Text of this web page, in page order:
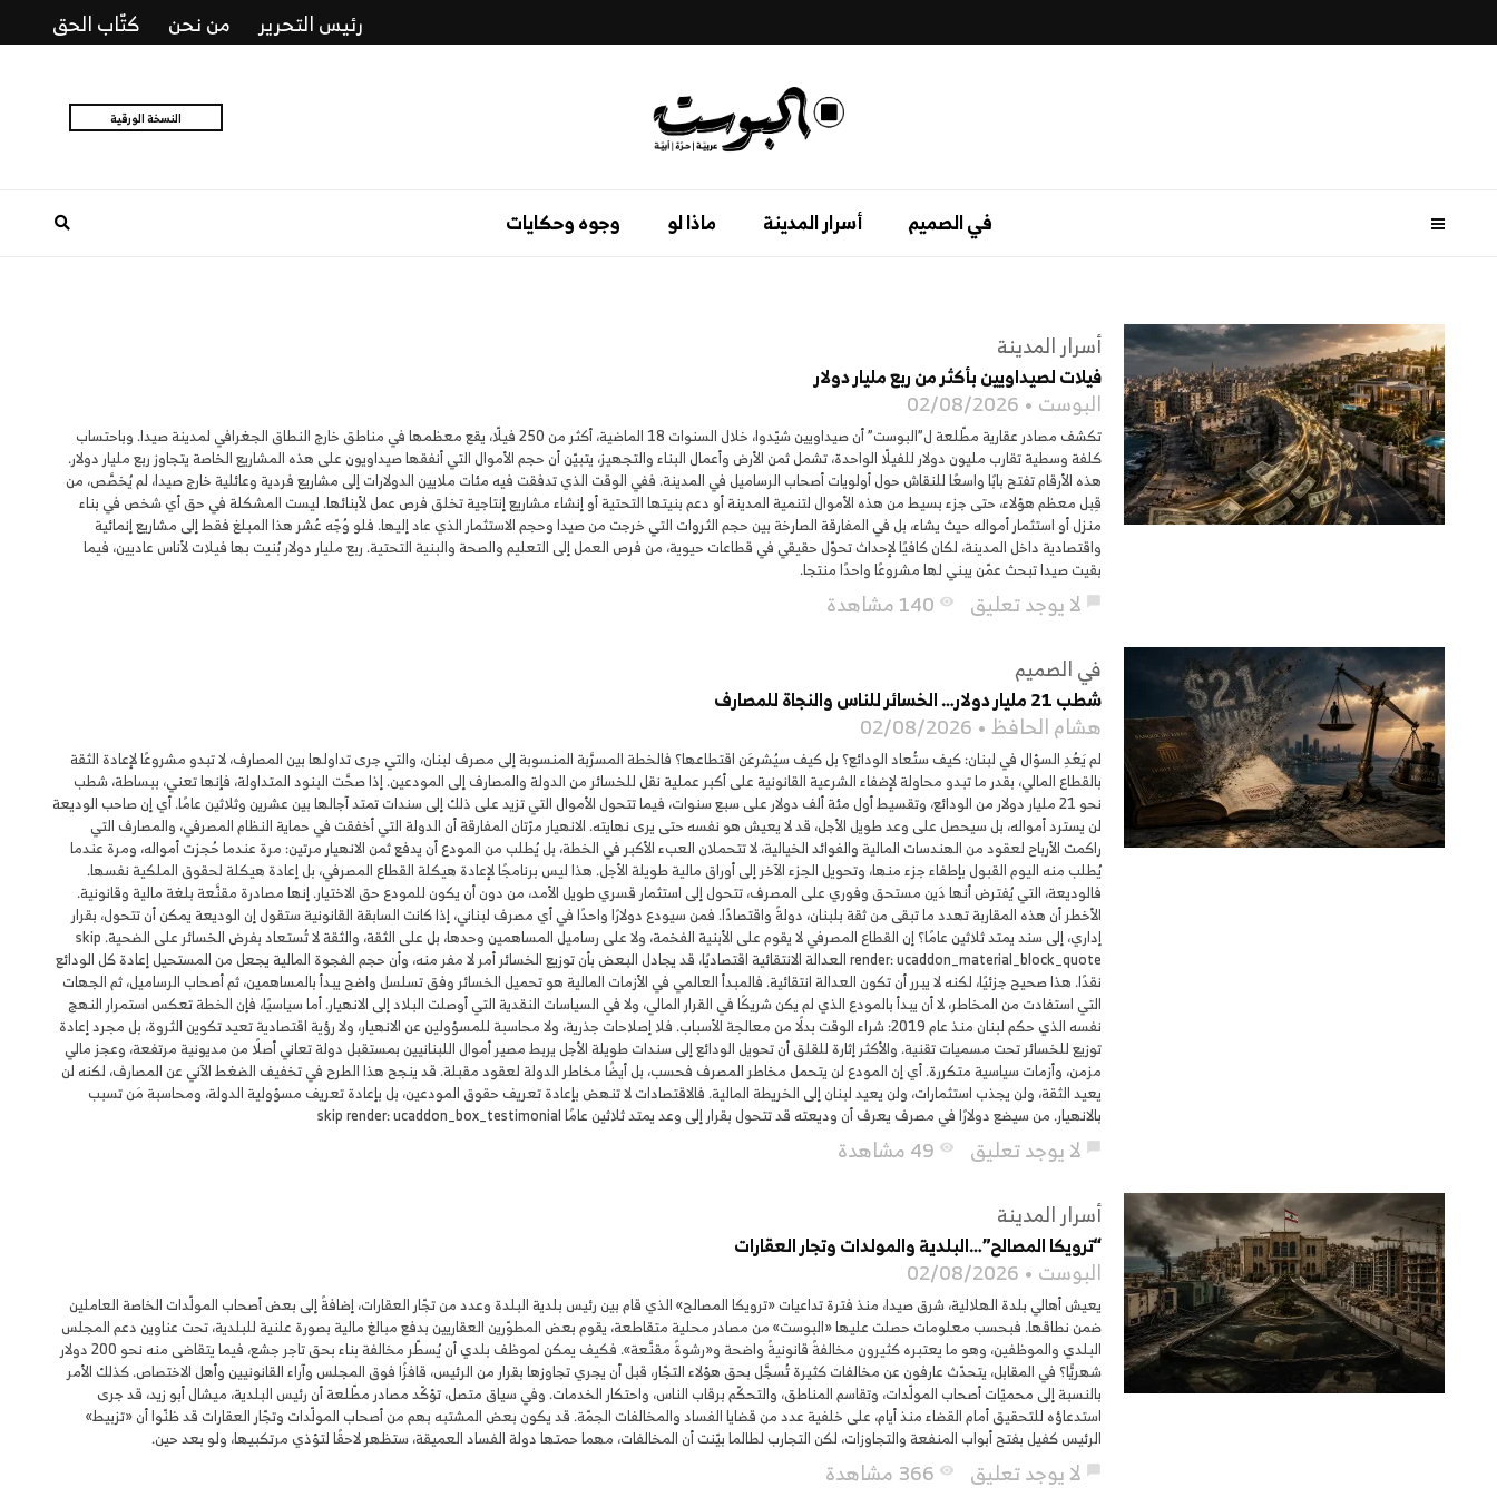
في الصميم أسرار المدينة ماذا لو وجوه وحكايات
النسخة الورقية
رئيس التحرير من نحن كتّاب الحق
أسرار المدينة
فيلات لصيداويين بأكثر من ربع مليار دولار
البوست 02/08/2026
تكشف مصادر عقارية مطّلعة ل”البوست” أن صيداويين شيّدوا، خلال السنوات 18 الماضية، أكثر من 250 فيلّا، يقع معظمها في مناطق خارج النطاق الجغرافي لمدينة صيدا. وباحتساب
كلفة وسطية تقارب مليون دولار للفيلّا الواحدة، تشمل ثمن الأرض وأعمال البناء والتجهيز، يتبيّن أن حجم الأموال التي أنفقها صيداويون على هذه المشاريع الخاصة يتجاوز ربع مليار دولار.
هذه الأرقام تفتح بابًا واسعًا للنقاش حول أولويات أصحاب الرساميل في المدينة. ففي الوقت الذي تدفقت فيه مئات ملايين الدولارات إلى مشاريع فردية وعائلية خارج صيدا، لم يُخصَّص، من
قِبل معظم هؤلاء، حتى جزء بسيط من هذه الأموال لتنمية المدينة أو دعم بنيتها التحتية أو إنشاء مشاريع إنتاجية تخلق فرص عمل لأبنائها. ليست المشكلة في حق أي شخص في بناء
منزل أو استثمار أمواله حيث يشاء، بل في المفارقة الصارخة بين حجم الثروات التي خرجت من صيدا وحجم الاستثمار الذي عاد إليها. فلو وُجّه عُشر هذا المبلغ فقط إلى مشاريع إنمائية
واقتصادية داخل المدينة، لكان كافيًا لإحداث تحوّل حقيقي في قطاعات حيوية، من فرص العمل إلى التعليم والصحة والبنية التحتية. ربع مليار دولار بُنيت بها فيلات لأناس عاديين، فيما
بقيت صيدا تبحث عمّن يبني لها مشروعًا واحدًا منتجا.
chat_bubble لا يوجد تعليق visibility 140 مشاهدة
في الصميم
شطب 21 مليار دولار… الخسائر للناس والنجاة للمصارف
هشام الحافظ 02/08/2026
لم يَعُدِ السؤال في لبنان: كيف ستُعاد الودائع؟ بل كيف سيُشرعَن اقتطاعها؟ فالخطة المسرَّبة المنسوبة إلى مصرف لبنان، والتي جرى تداولها بين المصارف، لا تبدو مشروعًا لإعادة الثقة
بالقطاع المالي، بقدر ما تبدو محاولة لإضفاء الشرعية القانونية على أكبر عملية نقل للخسائر من الدولة والمصارف إلى المودعين. إذا صحَّت البنود المتداولة، فإنها تعني، ببساطة، شطب
نحو 21 مليار دولار من الودائع، وتقسيط أول مئة ألف دولار على سبع سنوات، فيما تتحول الأموال التي تزيد على ذلك إلى سندات تمتد آجالها بين عشرين وثلاثين عامًا. أي إن صاحب الوديعة
لن يسترد أمواله، بل سيحصل على وعد طويل الأجل، قد لا يعيش هو نفسه حتى يرى نهايته. الانهيار مرّتان المفارقة أن الدولة التي أخفقت في حماية النظام المصرفي، والمصارف التي
راكمت الأرباح لعقود من الهندسات المالية والفوائد الخيالية، لا تتحملان العبء الأكبر في الخطة، بل يُطلب من المودع أن يدفع ثمن الانهيار مرتين: مرة عندما حُجزت أمواله، ومرة عندما
يُطلب منه اليوم القبول بإطفاء جزء منها، وتحويل الجزء الآخر إلى أوراق مالية طويلة الأجل. هذا ليس برنامجًا لإعادة هيكلة القطاع المصرفي، بل إعادة هيكلة لحقوق الملكية نفسها.
فالوديعة، التي يُفترض أنها دَين مستحق وفوري على المصرف، تتحول إلى استثمار قسري طويل الأمد، من دون أن يكون للمودع حق الاختيار. إنها مصادرة مقنَّعة بلغة مالية وقانونية.
الأخطر أن هذه المقاربة تهدد ما تبقى من ثقة بلبنان، دولةً واقتصادًا. فمن سيودع دولارًا واحدًا في أي مصرف لبناني، إذا كانت السابقة القانونية ستقول إن الوديعة يمكن أن تتحول، بقرار
إداري، إلى سند يمتد ثلاثين عامًا؟ إن القطاع المصرفي لا يقوم على الأبنية الفخمة، ولا على رساميل المساهمين وحدها، بل على الثقة، والثقة لا تُستعاد بفرض الخسائر على الضحية. skip
render: ucaddon_material_block_quote العدالة الانتقائية اقتصاديًا، قد يجادل البعض بأن توزيع الخسائر أمر لا مفر منه، وأن حجم الفجوة المالية يجعل من المستحيل إعادة كل الودائع
نقدًا. هذا صحيح جزئيًا، لكنه لا يبرر أن تكون العدالة انتقائية. فالمبدأ العالمي في الأزمات المالية هو تحميل الخسائر وفق تسلسل واضح يبدأ بالمساهمين، ثم أصحاب الرساميل، ثم الجهات
التي استفادت من المخاطر، لا أن يبدأ بالمودع الذي لم يكن شريكًا في القرار المالي، ولا في السياسات النقدية التي أوصلت البلاد إلى الانهيار. أما سياسيًا، فإن الخطة تعكس استمرار النهج
نفسه الذي حكم لبنان منذ عام 2019: شراء الوقت بدلًا من معالجة الأسباب. فلا إصلاحات جذرية، ولا محاسبة للمسؤولين عن الانهيار، ولا رؤية اقتصادية تعيد تكوين الثروة، بل مجرد إعادة
توزيع للخسائر تحت مسميات تقنية. والأكثر إثارة للقلق أن تحويل الودائع إلى سندات طويلة الأجل يربط مصير أموال اللبنانيين بمستقبل دولة تعاني أصلًا من مديونية مرتفعة، وعجز مالي
مزمن، وأزمات سياسية متكررة. أي إن المودع لن يتحمل مخاطر المصرف فحسب، بل أيضًا مخاطر الدولة لعقود مقبلة. قد ينجح هذا الطرح في تخفيف الضغط الآني عن المصارف، لكنه لن
يعيد الثقة، ولن يجذب استثمارات، ولن يعيد لبنان إلى الخريطة المالية. فالاقتصادات لا تنهض بإعادة تعريف حقوق المودعين، بل بإعادة تعريف مسؤولية الدولة، ومحاسبة مَن تسبب
بالانهيار. من سيضع دولارًا في مصرف يعرف أن وديعته قد تتحول بقرار إلى وعد يمتد ثلاثين عامًا skip render: ucaddon_box_testimonial
chat_bubble لا يوجد تعليق visibility 49 مشاهدة
أسرار المدينة
“ترويكا المصالح”…البلدية والمولدات وتجار العقارات
البوست 02/08/2026
يعيش أهالي بلدة الهلالية، شرق صيدا، منذ فترة تداعيات «ترويكا المصالح» الذي قام بين رئيس بلدية البلدة وعدد من تجّار العقارات، إضافةً إلى بعض أصحاب المولّدات الخاصة العاملين
ضمن نطاقها. فبحسب معلومات حصلت عليها «البوست» من مصادر محلية متقاطعة، يقوم بعض المطوّرين العقاريين بدفع مبالغ مالية بصورة علنية للبلدية، تحت عناوين دعم المجلس
البلدي والموظفين، وهو ما يعتبره كثيرون مخالفةً قانونيةً واضحة و«رشوةً مقنَّعة». فكيف يمكن لموظف بلدي أن يُسطّر مخالفة بناء بحق تاجر جشع، فيما يتقاضى منه نحو 200 دولار
شهريًّا؟ في المقابل، يتحدّث عارفون عن مخالفات كثيرة تُسجَّل بحق هؤلاء التجّار، قبل أن يجري تجاوزها بقرار من الرئيس، قافزًا فوق المجلس وآراء القانونيين وأهل الاختصاص. كذلك الأمر
بالنسبة إلى محميّات أصحاب المولّدات، وتقاسم المناطق، والتحكّم برقاب الناس، واحتكار الخدمات. وفي سياق متصل، تؤكّد مصادر مطّلعة أن رئيس البلدية، ميشال أبو زيد، قد جرى
استدعاؤه للتحقيق أمام القضاء منذ أيام، على خلفية عدد من قضايا الفساد والمخالفات الجمّة. قد يكون بعض المشتبه بهم من أصحاب المولّدات وتجّار العقارات قد ظنّوا أن «تزبيط»
الرئيس كفيل بفتح أبواب المنفعة والتجاوزات، لكن التجارب لطالما بيّنت أن المخالفات، مهما حمتها دولة الفساد العميقة، ستظهر لاحقًا لتؤذي مرتكبيها، ولو بعد حين.
chat_bubble لا يوجد تعليق visibility 366 مشاهدة